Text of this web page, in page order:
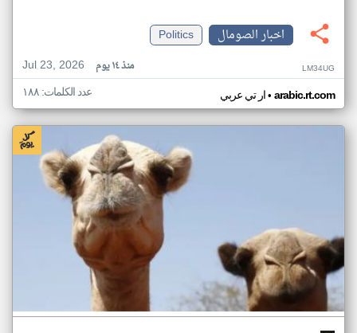
اخبار الصومال
Politics
Jul 23, 2026
منذ ١٤ يوم LM34UG
ار تي عربي• arabic.rt.com عدد الكلمات: ١٨٨